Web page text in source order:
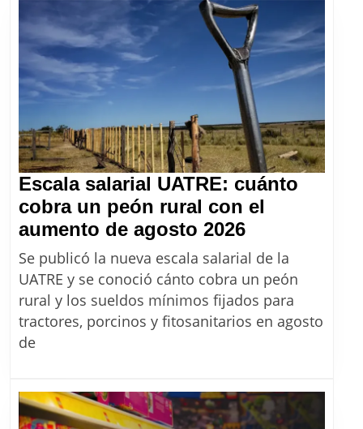
Escala salarial UATRE: cuánto
cobra un peón rural con el
aumento de agosto 2026Escala
salarial
UATRE:
cuánto
cobra
rural
con
Se publicó la nueva escala salarial de la
UATRE y se conoció cánto cobra un peón
rural y los sueldos mínimos fijados para
tractores, porcinos y fitosanitarios en agosto
de